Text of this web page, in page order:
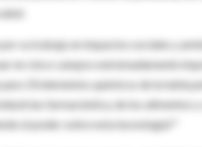
su trabajo en impactos sociales y
en cinco campos extremadamente
33 elementos químicos de la tabla
farmacéutica, de los alimentos
el poder sobre esta tecnología?"